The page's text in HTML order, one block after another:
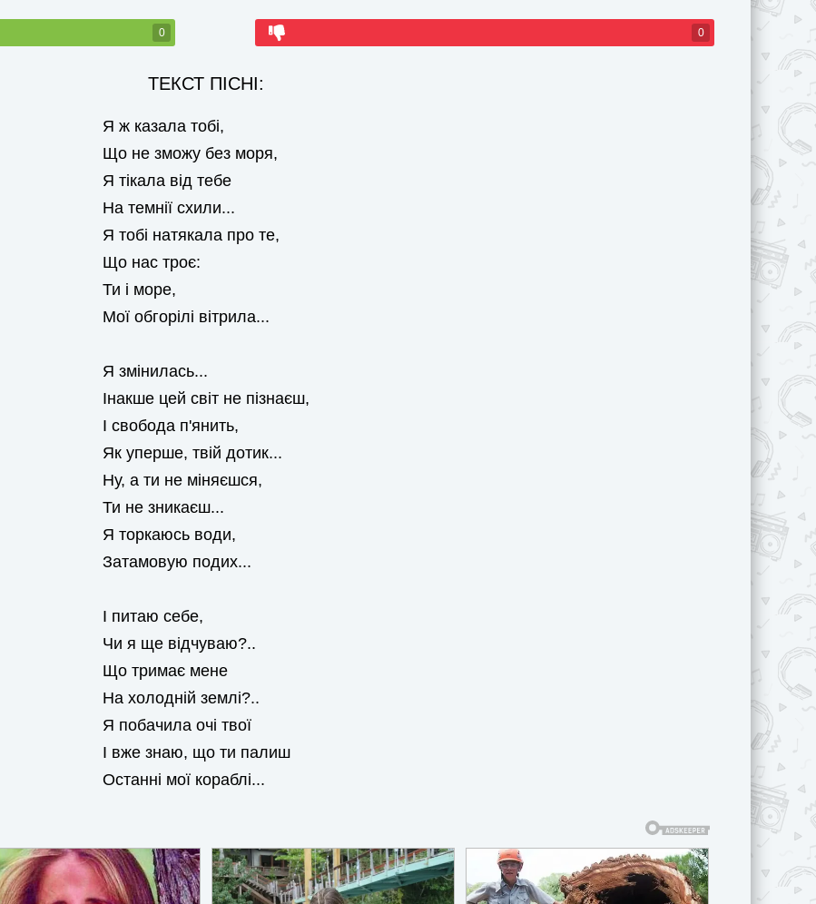
0 0
ТЕКСТ ПІСНІ:
Я ж казала тобі,
Що не зможу без моря,
Я тікала від тебе
На темнії схили...
Я тобі натякала про те,
Що нас троє:
Ти і море,
Мої обгорілі вітрила...
Я змінилась...
Інакше цей світ не пізнаєш,
І свобода п'янить,
Як уперше, твій дотик...
Ну, а ти не міняєшся,
Ти не зникаєш...
Я торкаюсь води,
Затамовую подих...
І питаю себе,
Чи я ще відчуваю?..
Що тримає мене
На холодній землі?..
Я побачила очі твої
І вже знаю, що ти палиш
Останні мої кораблі...